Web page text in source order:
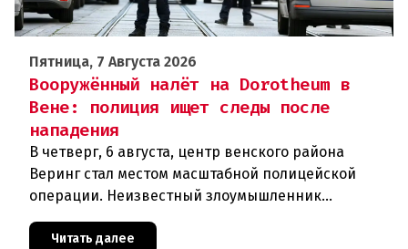
Пятница, 7 Августа 2026
Вооружённый налёт на Dorotheum в
Вене: полиция ищет следы после
нападения
В четверг, 6 августа, центр венского района
Веринг стал местом масштабной полицейской
операции. Неизвестный злоумышленник
совершил вооружённое нападение на филиал
знаменитого аукционного дома Dorotheu
Читать далее